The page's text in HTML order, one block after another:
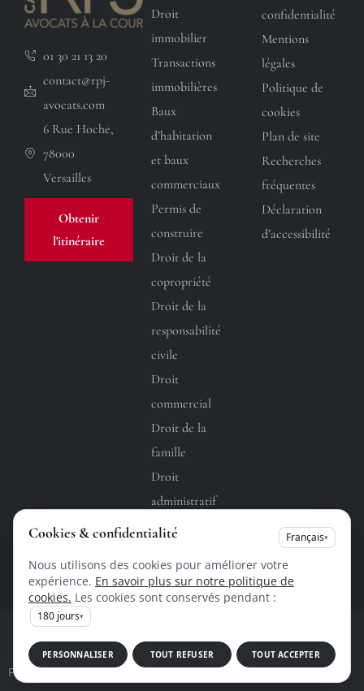
01 30 21 13 20
contact@rpj-
avocats.com
6 Rue Hoche,
78000
Versailles
Obtenir
l'itinéraire
Droit
immobilier
Transactions
immobilières
Baux
d’habitation
et baux
commerciaux
Permis de
construire
Droit de la
copropriété
Droit de la
responsabilité
civile
Droit
commercial
Droit de la
famille
Droit
administratif
Droit du
confidentialité
Mentions
légales
Politique de
cookies
Plan de site
Recherches
fréquentes
Déclaration
d’accessibilité
Copyright @ 2026 • Tous droits réservés • Design by
Flux RSS Fiche d'établissement Google
Cookies & confidentialité Français▾
Nous utilisons des cookies pour améliorer votre
expérience. En savoir plus sur notre politique de
cookies. Les cookies sont conservés pendant :
180 jours▾
PERSONNALISER TOUT REFUSER TOUT ACCEPTER